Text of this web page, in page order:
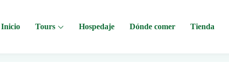
Inicio Tours Hospedaje Dónde comer Tienda